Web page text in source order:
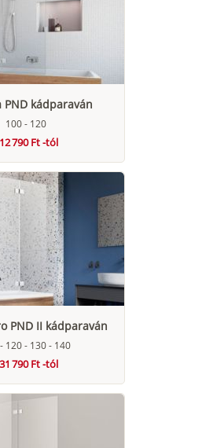
PND kádparaván
100 - 120
790 Ft -tól
PND II kádparaván
120 - 130 - 140
790 Ft -tól